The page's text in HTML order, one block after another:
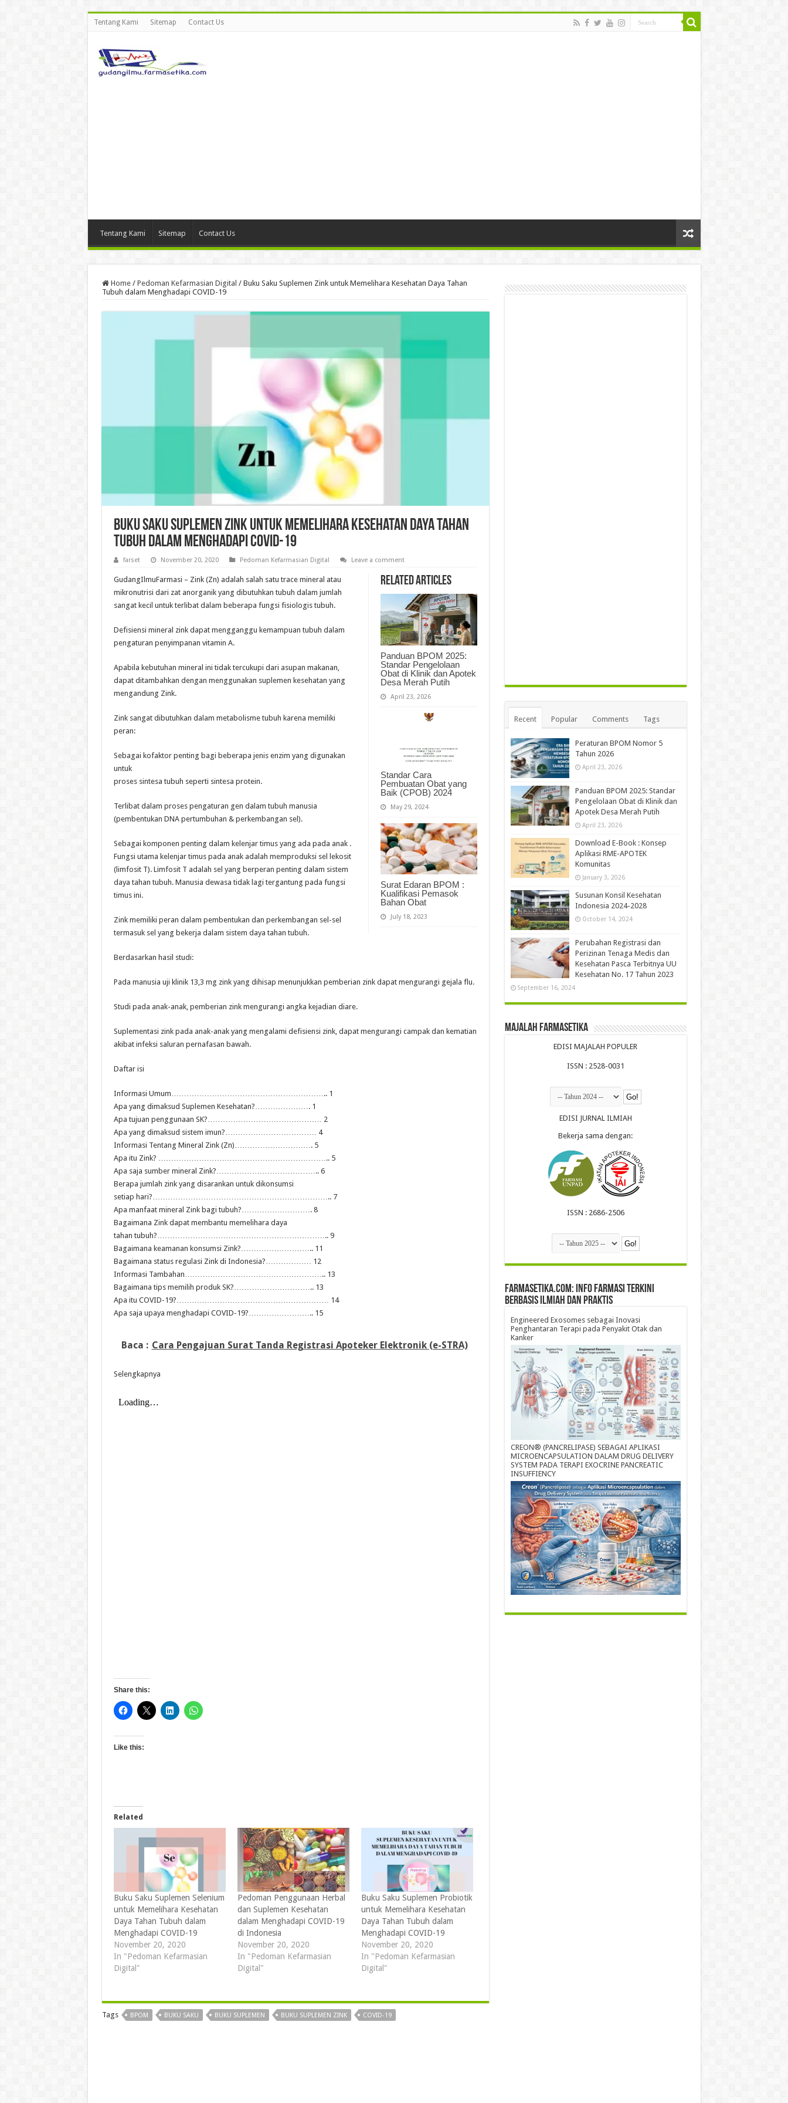
Tentang Kami Sitemap Contact Us
Tentang Kami Sitemap Contact Us
Home / Pedoman Kefarmasian Digital / Buku Saku Suplemen Zink untuk Memelihara Kesehatan Daya Tahan
Tubuh dalam Menghadapi COVID-19
Buku Saku Suplemen Zink untuk Memelihara Kesehatan Daya Tahan
Tubuh dalam Menghadapi COVID-19
farset November 20, 2020 Pedoman Kefarmasian Digital Leave a comment
Related Articles
Panduan BPOM 2025:
Standar Pengelolaan
Obat di Klinik dan Apotek
Desa Merah Putih
April 23, 2026
Standar Cara
Pembuatan Obat yang
Baik (CPOB) 2024
May 29, 2024
Surat Edaran BPOM :
Kualifikasi Pemasok
Bahan Obat
July 18, 2023
GudangIlmuFarmasi – Zink (Zn) adalah salah satu trace mineral atau
mikronutrisi dari zat anorganik yang dibutuhkan tubuh dalam jumlah
sangat kecil untuk terlibat dalam beberapa fungsi fisiologis tubuh.
Defisiensi mineral zink dapat mengganggu kemampuan tubuh dalam
pengaturan penyimpanan vitamin A.
Apabila kebutuhan mineral ini tidak tercukupi dari asupan makanan,
dapat ditambahkan dengan menggunakan suplemen kesehatan yang
mengandung Zink.
Zink sangat dibutuhkan dalam metabolisme tubuh karena memiliki
peran:
Sebagai kofaktor penting bagi beberapa jenis enzim yang digunakan
untuk
proses sintesa tubuh seperti sintesa protein.
Terlibat dalam proses pengaturan gen dalam tubuh manusia
(pembentukan DNA pertumbuhan & perkembangan sel).
Sebagai komponen penting dalam kelenjar timus yang ada pada anak .
Fungsi utama kelenjar timus pada anak adalah memproduksi sel lekosit
(limfosit T). Limfosit T adalah sel yang berperan penting dalam sistem
daya tahan tubuh. Manusia dewasa tidak lagi tergantung pada fungsi
timus ini.
Zink memiliki peran dalam pembentukan dan perkembangan sel-sel
termasuk sel yang bekerja dalam sistem daya tahan tubuh.
Berdasarkan hasil studi:
Pada manusia uji klinik 13,3 mg zink yang dihisap menunjukkan pemberian zink dapat mengurangi gejala flu.
Studi pada anak-anak, pemberian zink mengurangi angka kejadian diare.
Suplementasi zink pada anak-anak yang mengalami defisiensi zink, dapat mengurangi campak dan kematian
akibat infeksi saluran pernafasan bawah.
Daftar isi
Informasi Umum…………………………………………………….. 1
Apa yang dimaksud Suplemen Kesehatan?…………………. 1
Apa tujuan penggunaan SK?……………………………………… 2
Apa yang dimaksud sistem imun?……………………………… 4
Informasi Tentang Mineral Zink (Zn)…………………………. 5
Apa itu Zink? ………………………………………………………….. 5
Apa saja sumber mineral Zink?………………………………….. 6
Berapa jumlah zink yang disarankan untuk dikonsumsi
setiap hari?…………………………………………………………….. 7
Apa manfaat mineral Zink bagi tubuh?………………………. 8
Bagaimana Zink dapat membantu memelihara daya
tahan tubuh?………………………………………………………….. 9
Bagaimana keamanan konsumsi Zink?……………………….. 11
Bagaimana status regulasi Zink di Indonesia?……………… 12
Informasi Tambahan……………………………………………….. 13
Bagaimana tips memilih produk SK?………………………….. 13
Apa itu COVID-19?…………………………………………………… 14
Apa saja upaya menghadapi COVID-19?…………………….. 15
Baca : Cara Pengajuan Surat Tanda Registrasi Apoteker Elektronik (e-STRA)
Selengkapnya
Share this:
Like this:
Related
Buku Saku Suplemen Selenium
untuk Memelihara Kesehatan
Daya Tahan Tubuh dalam
Menghadapi COVID-19
November 20, 2020
In "Pedoman Kefarmasian
Digital"
Pedoman Penggunaan Herbal
dan Suplemen Kesehatan
dalam Menghadapi COVID-19
di Indonesia
November 20, 2020
In "Pedoman Kefarmasian
Digital"
Buku Saku Suplemen Probiotik
untuk Memelihara Kesehatan
Daya Tahan Tubuh dalam
Menghadapi COVID-19
November 20, 2020
In "Pedoman Kefarmasian
Digital"
Tags BPOM BUKU SAKU BUKU SUPLEMEN BUKU SUPLEMEN ZINK COVID-19
Recent Popular Comments Tags
Peraturan BPOM Nomor 5
Tahun 2026
April 23, 2026
Panduan BPOM 2025: Standar
Pengelolaan Obat di Klinik dan
Apotek Desa Merah Putih
April 23, 2026
Download E-Book : Konsep
Aplikasi RME-APOTEK
Komunitas
January 3, 2026
Susunan Konsil Kesehatan
Indonesia 2024-2028
October 14, 2024
Perubahan Registrasi dan
Perizinan Tenaga Medis dan
Kesehatan Pasca Terbitnya UU
Kesehatan No. 17 Tahun 2023
September 16, 2024
Majalah Farmasetika
EDISI MAJALAH POPULER
ISSN : 2528-0031
EDISI JURNAL ILMIAH
Bekerja sama dengan:
ISSN : 2686-2506
farmasetika.com: Info Farmasi Terkini
Berbasis Ilmiah dan Praktis
Engineered Exosomes sebagai Inovasi
Penghantaran Terapi pada Penyakit Otak dan
Kanker
CREON® (PANCRELIPASE) SEBAGAI APLIKASI
MICROENCAPSULATION DALAM DRUG DELIVERY
SYSTEM PADA TERAPI EXOCRINE PANCREATIC
INSUFFIENCY